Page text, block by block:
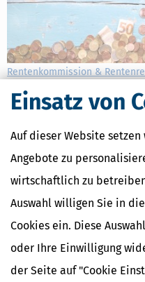
Einsatz von
Auf dieser Website
Angebote zu
wirtschaftlich zu
Auswahl willigen Sie in
Cookies ein. Diese
oder Ihre Einwilligung
der Seite auf "Cookie
Rentenkommission &
verständlich erklärt
23.06.2026, 11:15 Uhr ]Die
mit 33 Empfehlungen
langfristig stabiler, gerechter
mehr